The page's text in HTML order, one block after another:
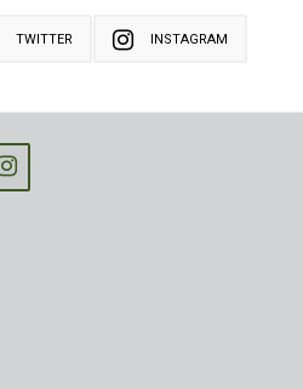
TWITTER INSTAGRAM